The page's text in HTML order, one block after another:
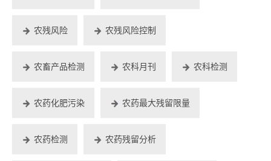
农残风险 农残风险控制
农畜产品检测 农科月刊 农科检测
农药化肥污染 农药最大残留限量
农药检测 农药残留分析